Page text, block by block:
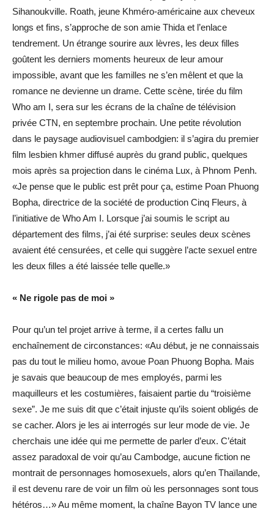
Sihanoukville. Roath, jeune Khméro-américaine aux cheveux
longs et fins, s’approche de son amie Thida et l’enlace
tendrement. Un étrange sourire aux lèvres, les deux filles
goûtent les derniers moments heureux de leur amour
impossible, avant que les familles ne s’en mêlent et que la
romance ne devienne un drame. Cette scène, tirée du film
Who am I, sera sur les écrans de la chaîne de télévision
privée CTN, en septembre prochain. Une petite révolution
dans le paysage audiovisuel cambodgien: il s’agira du premier
film lesbien khmer diffusé auprès du grand public, quelques
mois après sa projection dans le cinéma Lux, à Phnom Penh.
«Je pense que le public est prêt pour ça, estime Poan Phuong
Bopha, directrice de la société de production Cinq Fleurs, à
l’initiative de Who Am I. Lorsque j’ai soumis le script au
département des films, j’ai été surprise: seules deux scènes
avaient été censurées, et celle qui suggère l’acte sexuel entre
les deux filles a été laissée telle quelle.»
« Ne rigole pas de moi »
Pour qu’un tel projet arrive à terme, il a certes fallu un
enchaînement de circonstances: «Au début, je ne connaissais
pas du tout le milieu homo, avoue Poan Phuong Bopha. Mais
je savais que beaucoup de mes employés, parmi les
maquilleurs et les costumières, faisaient partie du “troisième
sexe”. Je me suis dit que c’était injuste qu’ils soient obligés de
se cacher. Alors je les ai interrogés sur leur mode de vie. Je
cherchais une idée qui me permette de parler d’eux. C’était
assez paradoxal de voir qu’au Cambodge, aucune fiction ne
montrait de personnages homosexuels, alors qu’en Thaïlande,
il est devenu rare de voir un film où les personnages sont tous
hétéros…» Au même moment, la chaîne Bayon TV lance une